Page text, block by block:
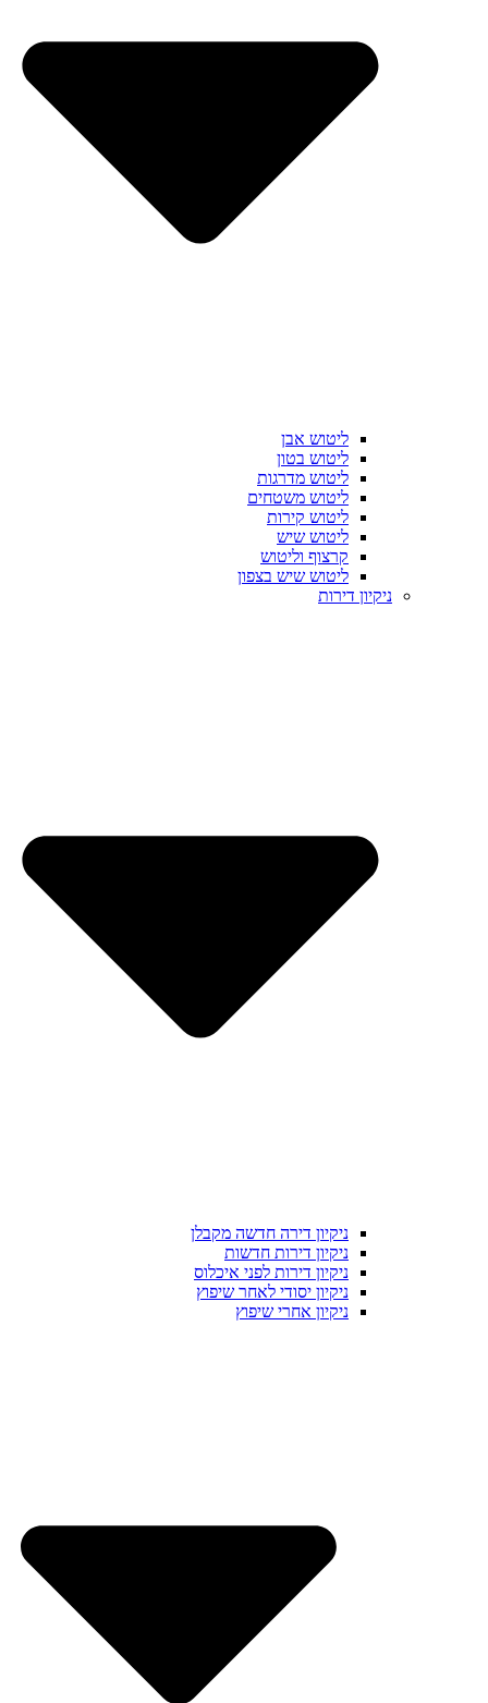
ליטוש אבן
ליטוש בטון
ליטוש מדרגות
ליטוש משטחים
ליטוש קירות
ליטוש שיש
קרצוף וליטוש
ליטוש שיש בצפון
ניקיון דירות
ניקיון דירה חדשה מקבלן
ניקיון דירות חדשות
ניקיון דירות לפני איכלוס
ניקיון יסודי לאחר שיפוץ
ניקיון אחרי שיפוץ